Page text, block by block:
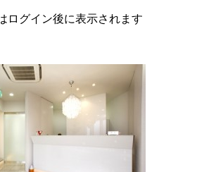
ログイン後に表示されます